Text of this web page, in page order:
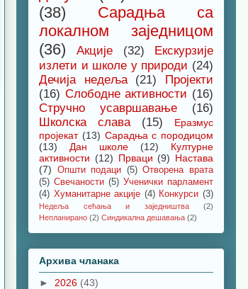
(38)
Сарадња са
локалном заједницом
(36)
Акције (32)
Екскурзије
излети и школе у природи (24)
Дечија недеља
(21)
Пројекти
(16) Слободне активности (16)
Стручно усавршавање
(16)
Школска слава
(15)
Еразмус
пројекат (13) Сарадња с породицом
(13)
Дан школе (12)
Културне
активности (12) Прваци (9) Настава
(7)
Општи подаци (5) Отворена врата
(5) Свечаности (5) Ученички парламент
(4) Хуманитарне акције (4) Конкурси (3)
Недеља сећања и заједништва
(2)
Непланирано (2) Синдикална дешавања (2)
Архива чланака
► 2026 (43)